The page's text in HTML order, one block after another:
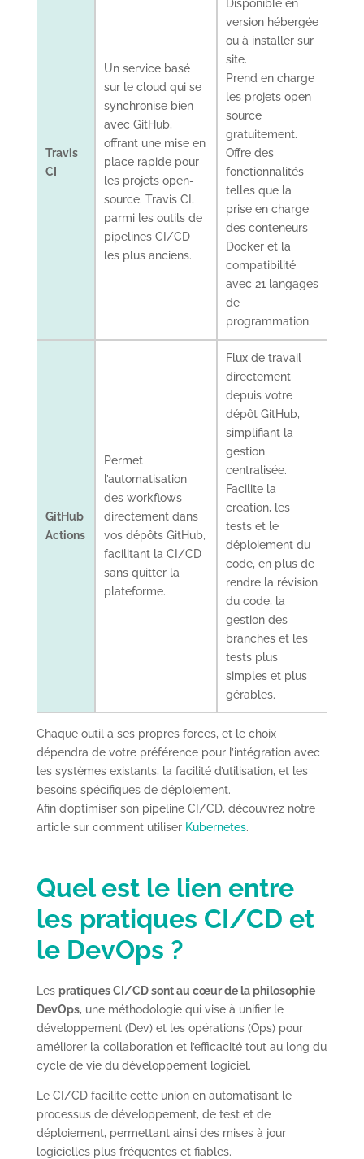
Travis
CI
Un service basé
sur le cloud qui se
synchronise bien
avec GitHub,
offrant une mise en
place rapide pour
les projets open-
source. Travis CI,
parmi les outils de
pipelines CI/CD
les plus anciens.
Disponible en
version hébergée
ou à installer sur
site.
Prend en charge
les projets open
source
gratuitement.
Offre des
fonctionnalités
telles que la
prise en charge
des conteneurs
Docker et la
compatibilité
avec 21 langages
de
programmation.
GitHub
Actions
Permet
l’automatisation
des workflows
directement dans
vos dépôts GitHub,
facilitant la CI/CD
sans quitter la
plateforme.
Flux de travail
directement
depuis votre
dépôt GitHub,
simplifiant la
gestion
centralisée.
Facilite la
création, les
tests et le
déploiement du
code, en plus de
rendre la révision
du code, la
gestion des
branches et les
tests plus
simples et plus
gérables.
Chaque outil a ses propres forces, et le choix
dépendra de votre préférence pour l’intégration avec
les systèmes existants, la facilité d’utilisation, et les
besoins spécifiques de déploiement.
Afin d’optimiser son pipeline CI/CD, découvrez notre
article sur comment utiliser Kubernetes.
Quel est le lien entre
les pratiques CI/CD et
le DevOps ?
Les pratiques CI/CD sont au cœur de la philosophie
DevOps, une méthodologie qui vise à unifier le
développement (Dev) et les opérations (Ops) pour
améliorer la collaboration et l’efficacité tout au long du
cycle de vie du développement logiciel.
Le CI/CD facilite cette union en automatisant le
processus de développement, de test et de
déploiement, permettant ainsi des mises à jour
logicielles plus fréquentes et fiables.